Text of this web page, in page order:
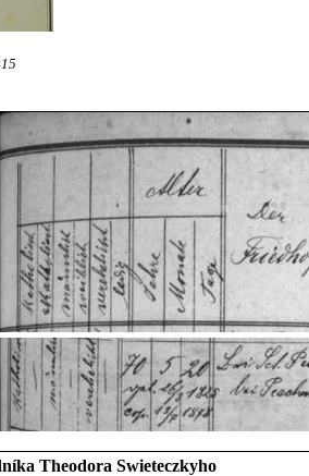
Theodora Swieteczkyho